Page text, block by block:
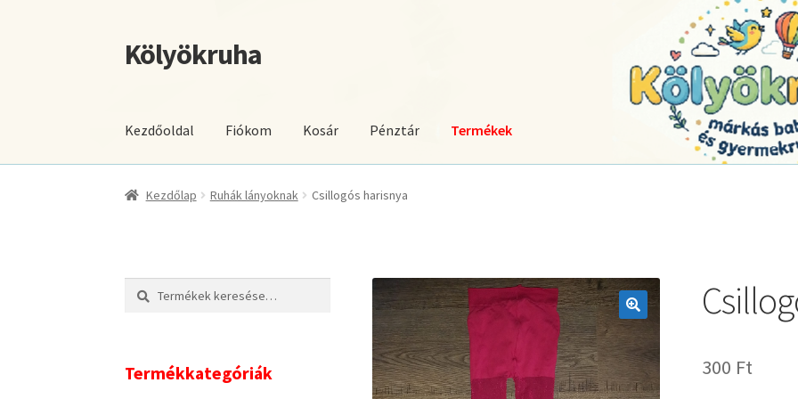
Ugrás
a
Kilépés
a
Kölyökruha
Kezdőoldal Fiókom Kosár Pénztár Termékek
Kezdőlap Ruhák lányoknak Csillogós harisnya
🔍
300 Ft
Keresés
Keresés
Termékkategóriák